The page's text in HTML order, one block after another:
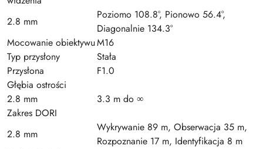
2.8 mm
Poziomo 108.8°, Pionowo 56.4°,
Diagonalnie 134.3°
Mocowanie obiektywuM16
Typ przysłony
Stała
Przysłona
F1.0
Głębia ostrości
2.8 mm
3.3 m do ∞
Zakres DORI
2.8 mm
Wykrywanie 89 m, Obserwacja 35 m,
Rozpoznanie 17 m, Identyfikacja 8 m